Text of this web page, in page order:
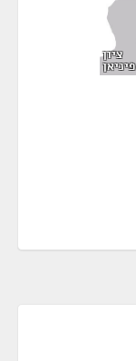
ציון
פיניאן